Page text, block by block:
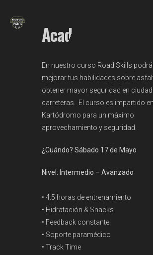
Academia On Road
En nuestro curso Road Skills
mejorar tus habilidades sobre
obtener mayor seguridad en
carreteras. El curso es impartido en
Kartódromo para un máximo
aprovechamiento y seguridad.
¿Cuándo? Sábado 17 de Mayo
Nivel: Intermedio – Avanzado
• 4.5 horas de entrenamiento
• Hidratación & Snacks
• Feedback constante
• Soporte paramédico
• Track Time